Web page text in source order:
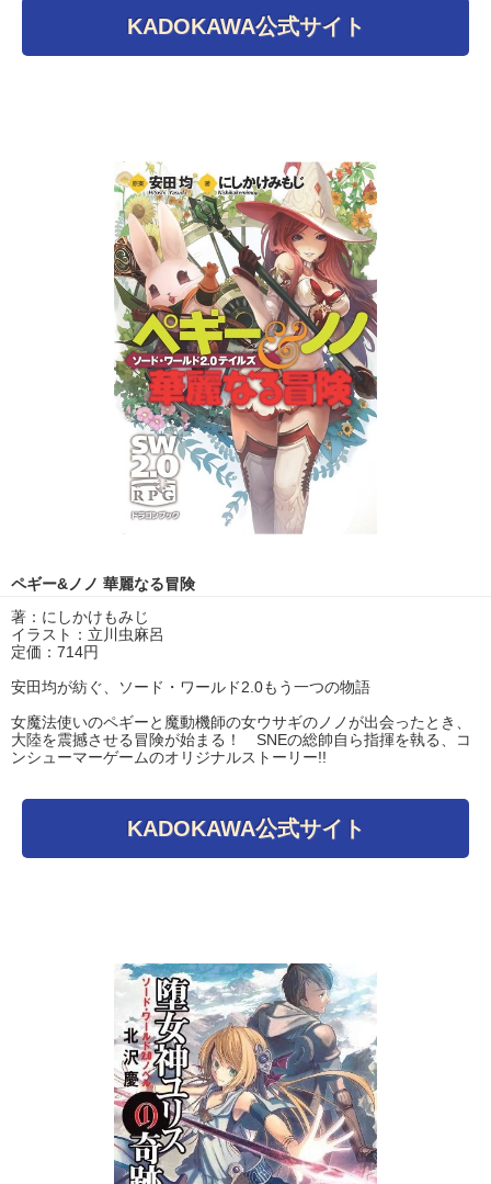
KADOKAWA公式サイト
ペギー&ノノ 華麗なる冒険
著：にしかけもみじ
イラスト：立川虫麻呂
定価：714円
安田均が紡ぐ、ソード・ワールド2.0もう一つの物語
女魔法使いのペギーと魔動機師の女ウサギのノノが出会ったとき、
大陸を震撼させる冒険が始まる！ SNEの総帥自ら指揮を執る、コ
ンシューマーゲームのオリジナルストーリー!!
KADOKAWA公式サイト